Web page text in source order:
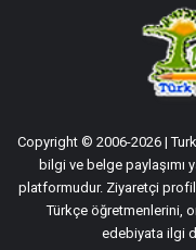
Copyright © 2006-2026 |
bilgi ve belge paylaşımı
platformudur. Ziyaretçi
Türkçe öğretmenlerini,
edebiyata ilgi